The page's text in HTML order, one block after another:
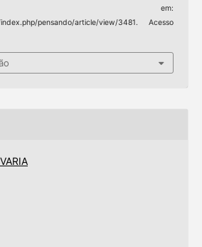
em:
pensando/article/view/3481. Acesso